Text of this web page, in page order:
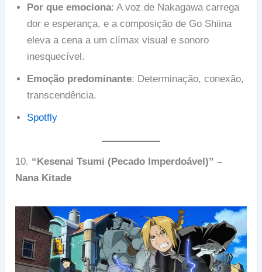
Por que emociona: A voz de Nakagawa carrega
dor e esperança, e a composição de Go Shiina
eleva a cena a um clímax visual e sonoro
inesquecível.
Emoção predominante: Determinação, conexão,
transcendência.
Spotfly
10. “Kesenai Tsumi (Pecado Imperdoável)” –
Nana Kitade